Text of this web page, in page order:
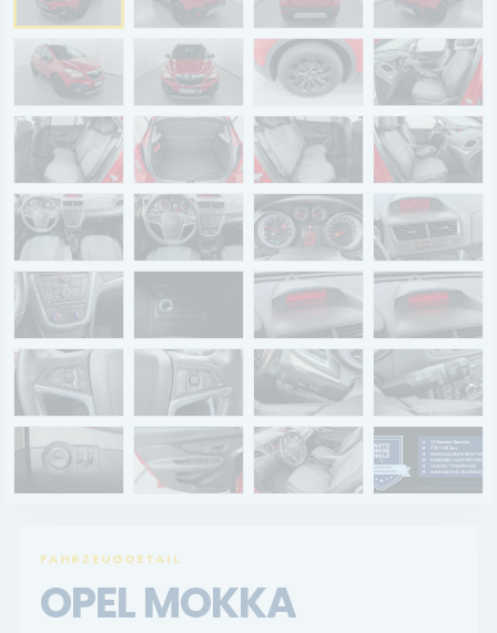
Aktionsfahrzeuge
AutoAbo
Gewerbekunden
Probefahrt
Mietwagen
Ankauf
WERKSTATTTERMIN
Teile & Zubehör
Renault Service
Dacia Service
Standort Landau
Standort Neustadt
FAHRZEUGDETAIL
OPEL MOKKA